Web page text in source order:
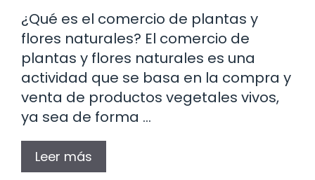
¿Qué es el comercio de plantas y
flores naturales? El comercio de
plantas y flores naturales es una
actividad que se basa en la compra y
venta de productos vegetales vivos,
ya sea de forma …
Leer más